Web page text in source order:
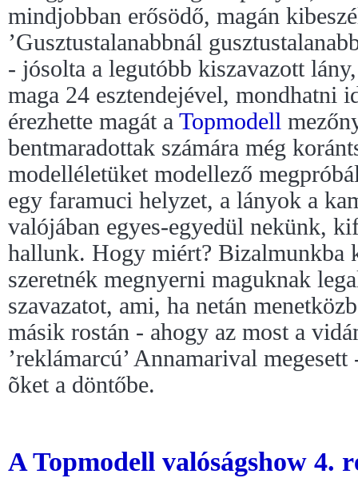
mindjobban erősödő, magán
’Gusztustalanabbnál
- jósolta a legutóbb kiszavazott
maga 24 esztendejével, mondhatni
érezhette magát a Topmodell
bentmaradottak számára még
modelléletüket modellező
egy faramuci helyzet, a lányok a
valójában egyes-egyedül nekünk,
hallunk. Hogy miért? Bizalmunkba
szeretnék megnyerni maguknak
szavazatot, ami, ha netán
másik rostán - ahogy az most a
’reklámarcú’ Annamarival
õket a döntőbe.
A Topmodell valóságshow 4.